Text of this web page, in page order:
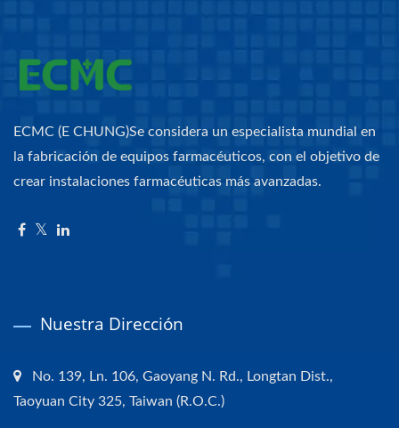
ECMC (E CHUNG)Se considera un especialista mundial en
la fabricación de equipos farmacéuticos, con el objetivo de
crear instalaciones farmacéuticas más avanzadas.
Nuestra Dirección
No. 139, Ln. 106, Gaoyang N. Rd., Longtan Dist.,
Taoyuan City 325, Taiwan (R.O.C.)